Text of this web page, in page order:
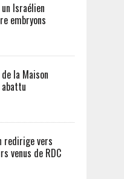
Israélien
embryons
la Maison
redirige vers
venus de RDC